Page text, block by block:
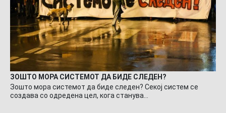
ЗОШТО МОРА СИСТЕМОТ ДА БИДЕ СЛЕДЕН?
Зошто мора системот да биде следен? Секој систем се
создава со одредена цел, кога станува…